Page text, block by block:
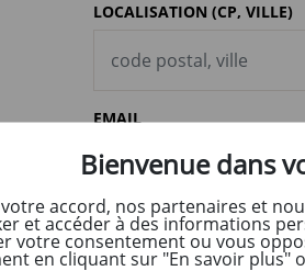
LOCALISATION (CP, VILLE)
EMAIL
CRÉNEAU HORAIRE
POUR ÊTRE RAPPELÉ
Bienvenue dans
votre accord, nos partenaires et
et accéder à des informations
votre consentement ou vous
en cliquant sur "En savoir plus"